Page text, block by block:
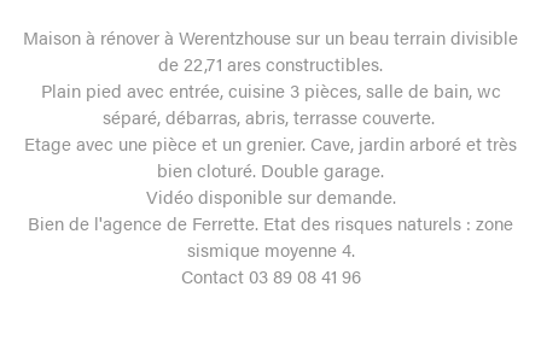
Maison à rénover à Werentzhouse sur un beau terrain divisible
de 22,71 ares constructibles.
Plain pied avec entrée, cuisine 3 pièces, salle de bain, wc
séparé, débarras, abris, terrasse couverte.
Etage avec une pièce et un grenier. Cave, jardin arboré et très
bien cloturé. Double garage.
Vidéo disponible sur demande.
Bien de l'agence de Ferrette. Etat des risques naturels : zone
sismique moyenne 4.
Contact 03 89 08 41 96